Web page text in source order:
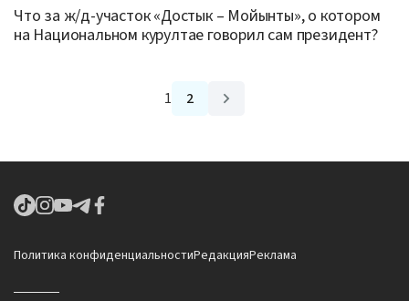
Что за ж/д-участок «Достык – Мойынты», о котором
на Национальном курултае говорил сам президент?
1 2
Политика конфиденциальностиРедакцияРеклама